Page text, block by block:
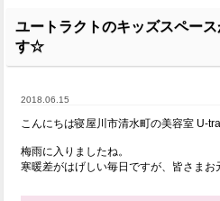
ユートラクトのキッズスペー
す☆
2018.06.15
こんにちは寝屋川市清水町の美容室 U-
梅雨に入りましたね。
寒暖差がはげしい毎日ですが、皆さまお